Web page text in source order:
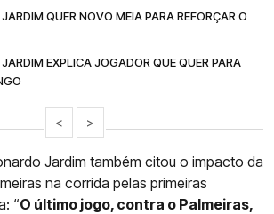
QUER NOVO MEIA PARA REFORÇAR O
EXPLICA JOGADOR QUE QUER PARA
< >
Jardim também citou o impacto da
na corrida pelas primeiras
“O último jogo, contra o Palmeiras,